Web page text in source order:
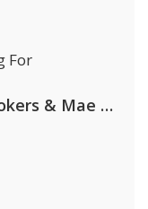
For
Alok, The Chainsmokers & Mae Stephens